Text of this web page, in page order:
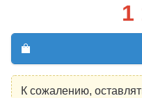
1
К сожалению,